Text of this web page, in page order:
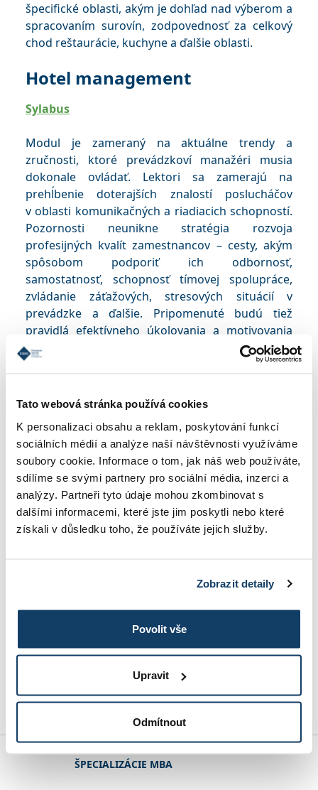
Tato webová stránka používá cookies
K personalizaci obsahu a reklam, poskytování funkcí
sociálních médií a analýze naší návštěvnosti využíváme
soubory cookie. Informace o tom, jak náš web používáte,
sdílíme se svými partnery pro sociální média, inzerci a
analýzy. Partneři tyto údaje mohou zkombinovat s
dalšími informacemi, které jste jim poskytli nebo které
získali v důsledku toho, že používáte jejich služby.
Zobrazit detaily
Povolit vše
Upravit
Odmítnout
špecifické oblasti, akým je dohľad nad výberom a
spracovaním surovín, zodpovednosť za celkový
chod reštaurácie, kuchyne a ďalšie oblasti.
Hotel management
Sylabus
Modul je zameraný na aktuálne trendy a
zručnosti, ktoré prevádzkoví manažéri musia
dokonale ovládať. Lektori sa zamerajú na
prehĺbenie doterajších znalostí poslucháčov
v oblasti komunikačných a riadiacich schopností.
Pozornosti neunikne stratégia rozvoja
profesijných kvalít zamestnancov – cesty, akým
spôsobom podporiť ich odbornosť,
samostatnosť, schopnosť tímovej spolupráce,
zvládanie záťažových, stresových situácií v
prevádzke a ďalšie. Pripomenuté budú tiež
pravidlá efektívneho úkolovania a motivovania
personálu.
Cieľom modulu je detailné prebranie štandardov
kvality v hotelierstve a gastronómii. Študenti si
prehĺbia svoje znalosti o podmienkach získania
vybranej certifikácie akosti služieb, o jej zavedení
do praxe, revízii a udržaní systému riadenia
kvality podľa medzinárodne uznávaných noriem
vymedzenie politiky akosti v závislosti na
musia brať na vedomie pri kontrole akosti,
sledovaní a udržaní, prípadne zvyšovaní úrovne
ŠPECIALIZÁCIE MBA